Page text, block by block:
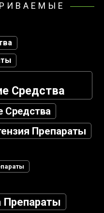
Средства
Средства
Препараты
Препараты